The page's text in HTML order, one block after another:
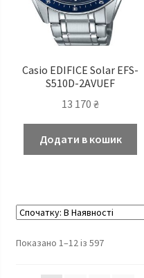
Casio EDIFICE Solar EFS-
S510D-2AVUEF
13 170₴
Додати в кошик
Показано 1–12 із 597